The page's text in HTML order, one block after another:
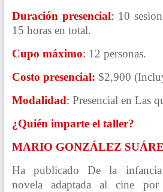
Duración presencial: 10
15 horas en total.
Cupo máximo: 12 personas.
Costo presencial: $2,900
Modalidad: Presencial en Las
¿Quién imparte el taller?
MARIO GONZÁLEZ
Ha publicado De la infancia
novela adaptada al cine por